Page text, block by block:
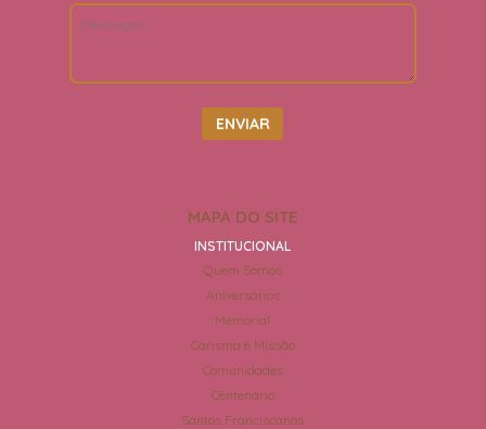
MAPA DO SITE
INSTITUCIONAL
Quem Somos
Aniversários
Memorial
Carisma e Missão
Comunidades
Centenário
Santos Franciscanos